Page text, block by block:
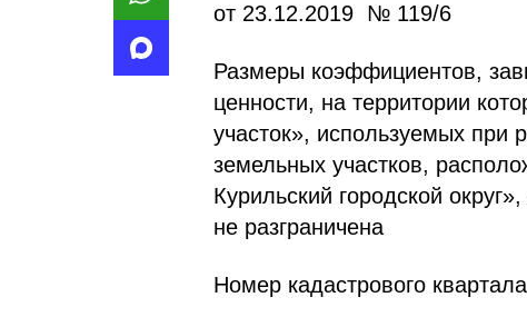
от 23.12.2019 № 119/6
Размеры коэффициентов,
ценности, на территории
участок», используемых при
земельных участков,
Курильский городской
не разграничена
Номер кадастрового квартала